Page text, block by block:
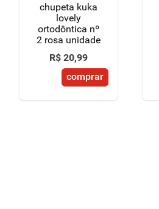
chupeta kuka
lovely
ortodôntica nº
2 rosa unidade
R$ 20,99
comprar